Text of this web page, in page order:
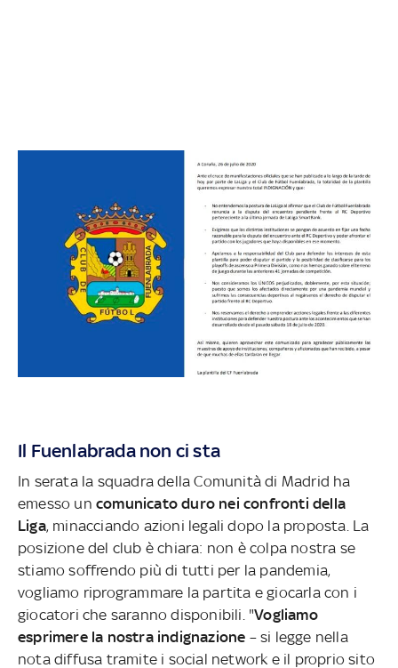
Il Fuenlabrada non ci sta
In serata la squadra della Comunità di Madrid ha
emesso un comunicato duro nei confronti della
Liga, minacciando azioni legali dopo la proposta. La
posizione del club è chiara: non è colpa nostra se
stiamo soffrendo più di tutti per la pandemia,
vogliamo riprogrammare la partita e giocarla con i
giocatori che saranno disponibili. "Vogliamo
esprimere la nostra indignazione – si legge nella
nota diffusa tramite i social network e il proprio sito